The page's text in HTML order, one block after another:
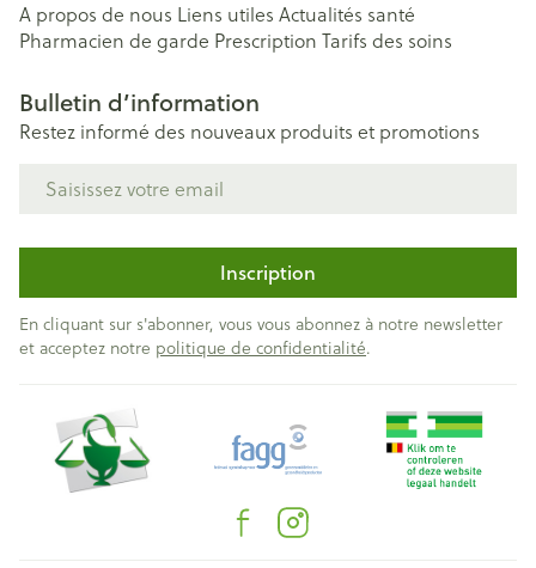
A propos de nous Liens utiles Actualités santé
Pharmacien de garde Prescription Tarifs des soins
Bulletin d’information
Restez informé des nouveaux produits et promotions
Inscription
En cliquant sur s'abonner, vous vous abonnez à notre newsletter
et acceptez notre politique de confidentialité.